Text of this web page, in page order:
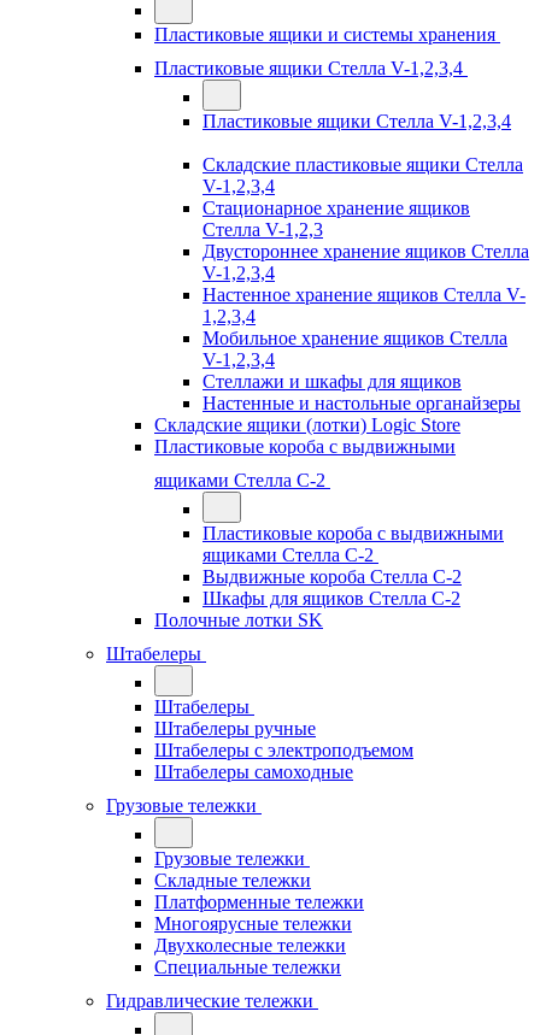
Пластиковые ящики и системы хранения
Пластиковые ящики Стелла V-1,2,3,4
Пластиковые ящики Стелла V-1,2,3,4
Складские пластиковые ящики Стелла
V-1,2,3,4
Стационарное хранение ящиков
Стелла V-1,2,3
Двустороннее хранение ящиков Стелла
V-1,2,3,4
Настенное хранение ящиков Стелла V-
1,2,3,4
Мобильное хранение ящиков Стелла
V-1,2,3,4
Стеллажи и шкафы для ящиков
Настенные и настольные органайзеры
Складские ящики (лотки) Logiс Store
Пластиковые короба с выдвижными
ящиками Стелла С-2
Пластиковые короба с выдвижными
ящиками Стелла С-2
Выдвижные короба Стелла С-2
Шкафы для ящиков Стелла С-2
Полочные лотки SK
Штабелеры
Штабелеры
Штабелеры ручные
Штабелеры с электроподъемом
Штабелеры самоходные
Грузовые тележки
Грузовые тележки
Складные тележки
Платформенные тележки
Многоярусные тележки
Двухколесные тележки
Специальные тележки
Гидравлические тележки